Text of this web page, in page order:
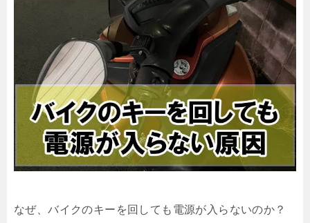
なぜ、バイクのキーを回しても電源が入らないのか？